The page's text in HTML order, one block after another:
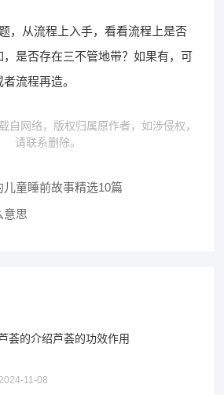
，从流程上入手，看看流程上是否
是否存在三不管地带？如果有，可
流程再造。
自网络，版权归属原作者，如涉侵权，
请联系删除。
儿童睡前故事精选10篇
意思
荟的介绍芦荟的功效作用
11-08